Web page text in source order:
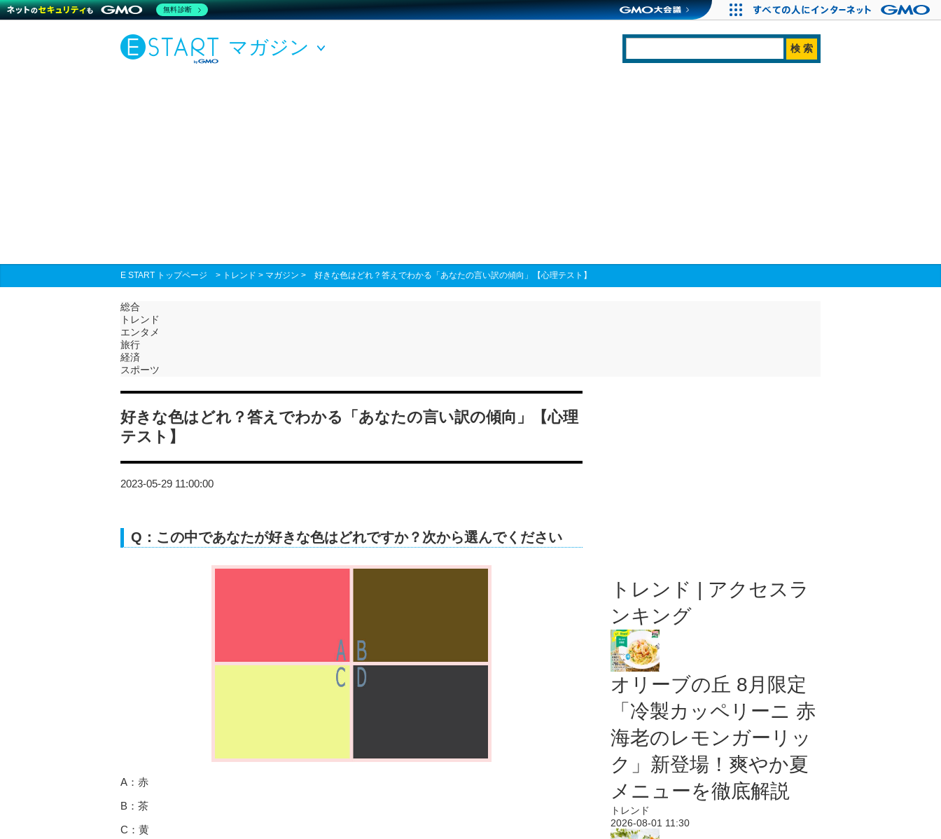
マガジン
E START トップページ > トレンド > マガジン > 好きな色はどれ？答えでわかる「あなたの言い訳の傾向」【心理テスト】
総合
トレンド
エンタメ
旅行
経済
スポーツ
好きな色はどれ？答えでわかる「あなたの言い訳の傾向」【心理
テスト】
2023-05-29 11:00:00
Q：この中であなたが好きな色はどれですか？次から選んでください
A：赤
B：茶
C：黄
トレンド | アクセスラ
ンキング
オリーブの丘 8月限定
「冷製カッペリーニ 赤
海老のレモンガーリッ
ク」新登場！爽やか夏
メニューを徹底解説
トレンド
2026-08-01 11:30
無料診断